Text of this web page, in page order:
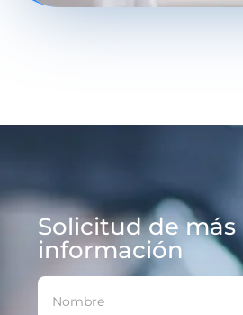
Solicitud de más
información